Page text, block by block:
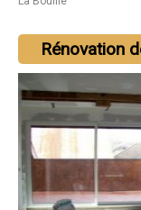
Rénovation